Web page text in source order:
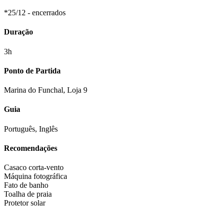
*25/12 - encerrados
Duração
3h
Ponto de Partida
Marina do Funchal, Loja 9
Guia
Português, Inglês
Recomendações
Casaco corta-vento
Máquina fotográfica
Fato de banho
Toalha de praia
Protetor solar